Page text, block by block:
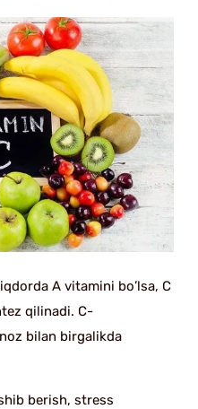
A vitamini bo’lsa, C
qilinadi. C-
bilan birgalikda
berish, stress